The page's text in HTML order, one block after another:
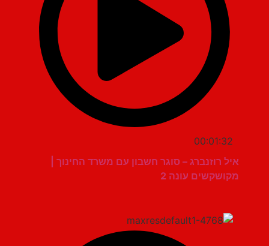
00:01:32
איל רוזנברג – סוגר חשבון עם משרד החינוך |
מקושקשים עונה 2